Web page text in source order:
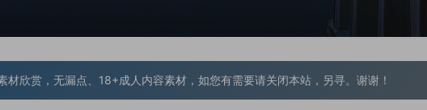
欣赏，无漏点、18+成人内容素材，如您有需要请关闭本站，另寻。谢谢！